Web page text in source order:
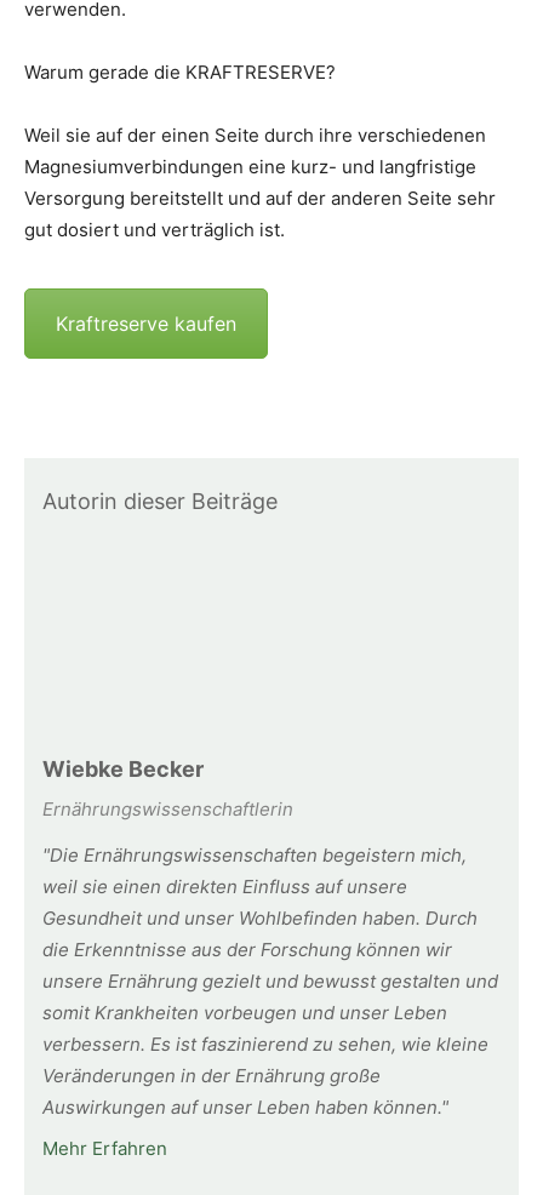
verwenden.
Warum gerade die KRAFTRESERVE?
Weil sie auf der einen Seite durch ihre verschiedenen
Magnesiumverbindungen eine kurz- und langfristige
Versorgung bereitstellt und auf der anderen Seite sehr
gut dosiert und verträglich ist.
Kraftreserve kaufen
Autorin dieser Beiträge
Wiebke Becker
Ernährungswissenschaftlerin
"Die Ernährungswissenschaften begeistern mich,
weil sie einen direkten Einfluss auf unsere
Gesundheit und unser Wohlbefinden haben. Durch
die Erkenntnisse aus der Forschung können wir
unsere Ernährung gezielt und bewusst gestalten und
somit Krankheiten vorbeugen und unser Leben
verbessern. Es ist faszinierend zu sehen, wie kleine
Veränderungen in der Ernährung große
Auswirkungen auf unser Leben haben können."
Mehr Erfahren